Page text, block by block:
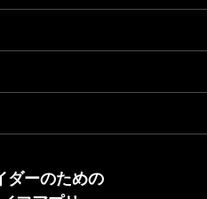
ダーのための